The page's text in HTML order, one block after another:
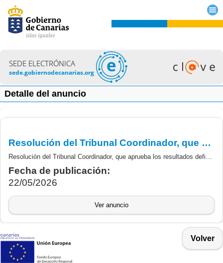
SEDE ELECTRÓNICA
sede.gobiernodecanarias.org
Detalle del anuncio
Resolución del Tribunal Coordinador, que aprueba los resultados definitivos de la fase de Concurso de personal estatutario, categoría de Técnica/o Titulada/o Superior en Psicología.
Resolución del Tribunal Coordinador, que aprueba los resultados definitivos de la fase de Concurso del proceso selectivo excepcional de Estabilización del empleo temporal de larga duración de personal estatutario, categoría de Técnica/o Titulada/o Superior en Psicología.
Fecha de publicación:
22/05/2026
Ver anuncio
Volver